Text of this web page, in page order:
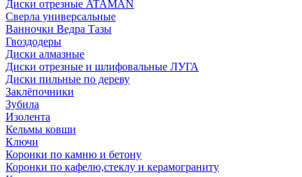
Диски отрезные ATAMAN
Сверла универсальные
Ванночки Ведра Тазы
Гвоздодеры
Диски алмазные
Диски отрезные и шлифовальные ЛУГА
Диски пильные по дереву
Заклёпочники
Зубила
Изолента
Кельмы ковши
Ключи
Коронки по камню и бетону
Коронки по кафелю,стеклу и керамограниту